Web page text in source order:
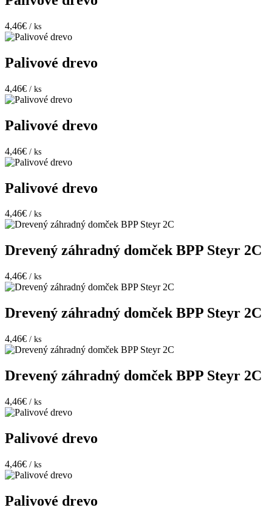
4,46€ / ks
Palivové drevo
4,46€ / ks
Palivové drevo
4,46€ / ks
Palivové drevo
4,46€ / ks
Drevený záhradný domček BPP Steyr 2C
4,46€ / ks
Drevený záhradný domček BPP Steyr 2C
4,46€ / ks
Drevený záhradný domček BPP Steyr 2C
4,46€ / ks
Palivové drevo
4,46€ / ks
Palivové drevo